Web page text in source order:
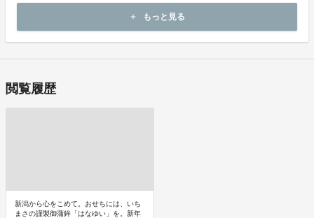
商品到着後３日以内に出品者までご連絡いただいた後、
出品者から対応方法をお客様宛にご連絡致します。
add もっと見る
閲覧履歴
新潟から心をこめて。おせちには、いち
まさの謹製御蒲鉾「はなゆい」を。新年